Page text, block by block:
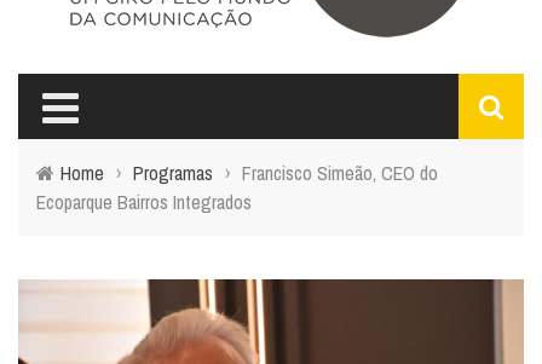
Home › Programas › Francisco Simeão, CEO do
Ecoparque Bairros Integrados